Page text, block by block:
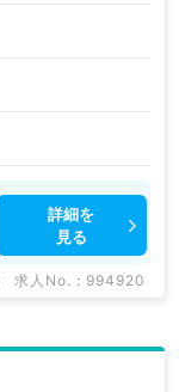
詳細を
見る
求人No. : 994920